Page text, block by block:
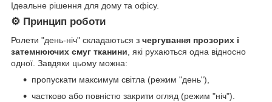
Ідеальне рішення для дому та офісу.
⚙️ Принцип роботи
Ролети "день-ніч" складаються з чергування прозорих і
затемнюючих смуг тканини , які рухаються одна відносно
одної. Завдяки цьому можна:
пропускати максимум світла (режим "день"),
частково або повністю закрити огляд (режим "ніч").